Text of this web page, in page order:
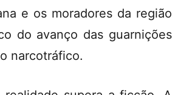
e os moradores da região
do avanço das guarnições
narcotráfico.